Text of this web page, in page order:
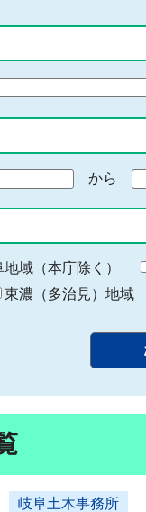
ー
入
力
から
終
わ
り
地域（本庁除く）
東濃（多治見）地域
岐阜土木事務所